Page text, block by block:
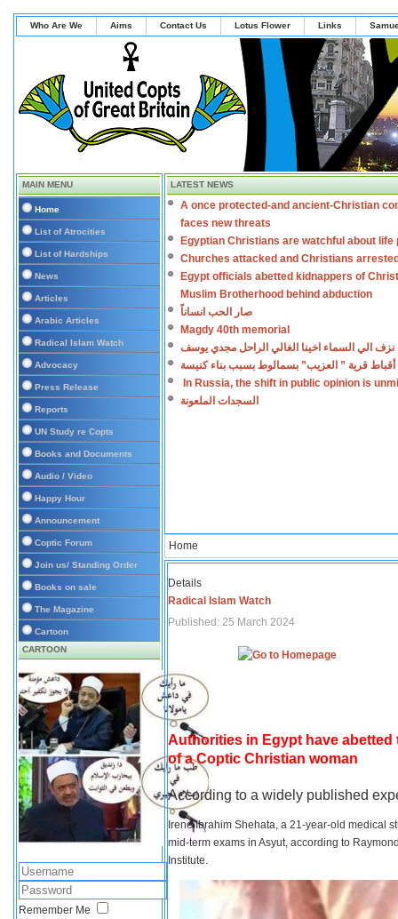
Who Are We Aims Contact Us Lotus Flower Links
MAIN MENU
Home
List of Atrocities
List of Hardships
News
Articles
Arabic Articles
Radical Islam Watch
Advocacy
Press Release
Reports
UN Study re Copts
Books and Documents
Audio / Video
Happy Hour
Announcement
Coptic Forum
Join us/ Standing Order
Books on sale
The Magazine
Cartoon
CARTOON
Remember Me
LATEST NEWS
A once protected-and ancient-Christian
faces new threats
Egyptian Christians are watchful about life
Churches attacked and Christians
Egypt officials abetted kidnappers of
Muslim Brotherhood behind abduction
صار الحب انساناً
Magdy 40th memorial
نزف الي السماء اخينا الغالي الراحل مجدي يوسف
أقباط قرية ” العزيب” بسمالوط بسبب بناء كنيسة
In Russia, the shift in public opinion is
السجدات الملعونة
Home
Details
Radical Islam Watch
Published: 25 March 2024
Authorities in Egypt have
of a Coptic Christian woman
According to a widely published
Irene Ibrahim Shehata, a 21-year-old medical
mid-term exams in Asyut, according to
Institute.